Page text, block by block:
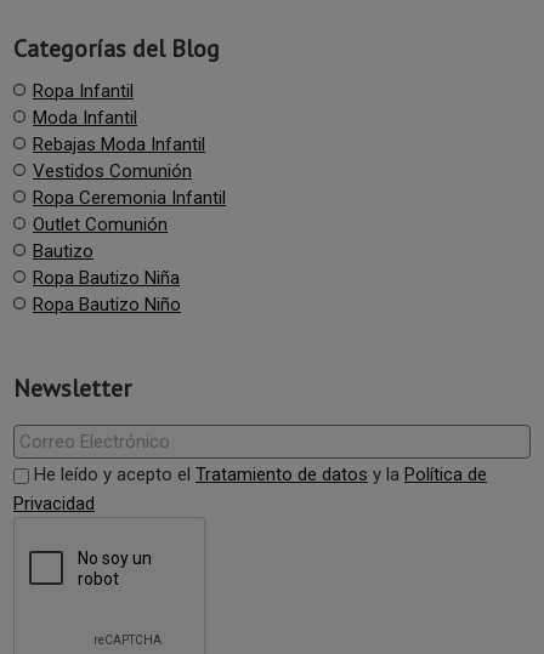
Categorías del Blog
Ropa Infantil
Moda Infantil
Rebajas Moda Infantil
Vestidos Comunión
Ropa Ceremonia Infantil
Outlet Comunión
Bautizo
Ropa Bautizo Niña
Ropa Bautizo Niño
Newsletter
He leído y acepto el Tratamiento de datos y la Política de
Privacidad